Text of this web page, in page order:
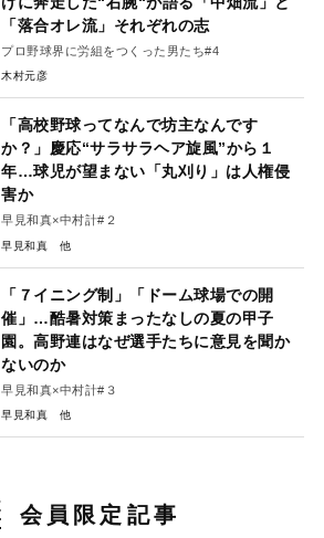
「落合オレ流」それぞれの志
プロ野球界に労組をつくった男たち#4
木村元彦
「高校野球ってなんで坊主なんです
か？」慶応“サラサラヘア旋風”から１
年…球児が望まない「丸刈り」は人権侵
害か
早見和真×中村計#２
早見和真
「７イニング制」「ドーム球場での開
催」…酷暑対策まったなしの夏の甲子
園。高野連はなぜ選手たちに意見を聞か
ないのか
早見和真×中村計#３
早見和真
会員限定記事